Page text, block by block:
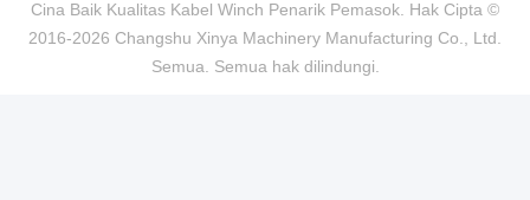
Cina Baik Kualitas Kabel Winch Penarik Pemasok. Hak Cipta ©
2016-2026 Changshu Xinya Machinery Manufacturing Co., Ltd.
Semua. Semua hak dilindungi.